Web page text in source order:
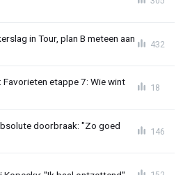
in Tour, plan B meteen aan
432
Favorieten etappe 7: Wie wint
18
doorbraak: "Zo goed
146